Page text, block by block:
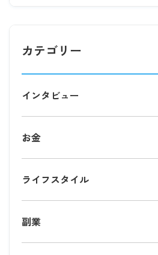
カテゴリー
インタビュー
お金
ライフスタイル
副業